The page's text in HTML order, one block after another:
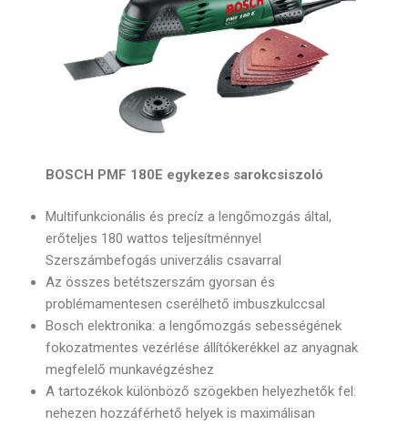
BOSCH PMF 180E egykezes sarokcsiszoló
Multifunkcionális és precíz a lengőmozgás által,
erőteljes 180 wattos teljesítménnyel
Szerszámbefogás univerzális csavarral
Az összes betétszerszám gyorsan és
problémamentesen cserélhető imbuszkulccsal
Bosch elektronika: a lengőmozgás sebességének
fokozatmentes vezérlése állítókerékkel az anyagnak
megfelelő munkavégzéshez
A tartozékok különböző szögekben helyezhetők fel:
nehezen hozzáférhető helyek is maximálisan